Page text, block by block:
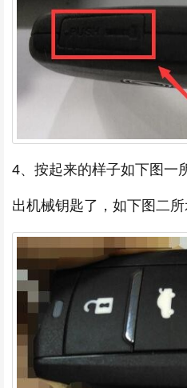
4、按起来的样子如下图一
出机械钥匙了，如下图二